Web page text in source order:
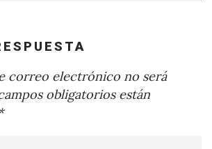
correo electrónico no será
obligatorios están
*